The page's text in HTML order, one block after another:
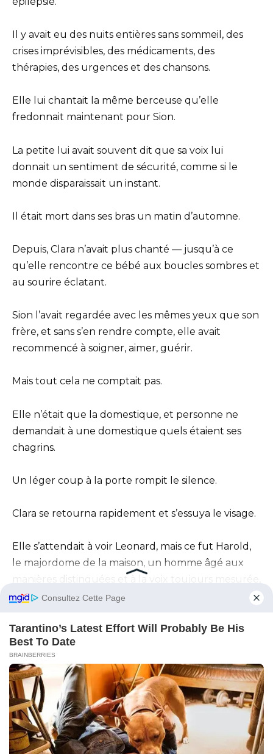
Il y avait eu des nuits entières sans sommeil, des
crises imprévisibles, des médicaments, des
thérapies, des urgences et des chansons.
Elle lui chantait la même berceuse qu’elle
fredonnait maintenant pour Sion.
La petite lui avait souvent dit que sa voix lui
donnait un sentiment de sécurité, comme si le
monde disparaissait un instant.
Il était mort dans ses bras un matin d’automne.
Depuis, Clara n’avait plus chanté — jusqu’à ce
qu’elle rencontre ce bébé aux boucles sombres et
au sourire éclatant.
Sion l’avait regardée avec les mêmes yeux que son
frère, et sans s’en rendre compte, elle avait
recommencé à soigner, aimer, guérir.
Mais tout cela ne comptait pas.
Elle n’était que la domestique, et personne ne
demandait à une domestique quels étaient ses
chagrins.
Un léger coup à la porte rompit le silence.
Clara se retourna rapidement et s’essuya le visage.
Elle s’attendait à voir Leonard, mais ce fut Harold,
le majordome de la maison, un homme âgé aux
manières distinguées et à la voix toujours mesurée,
qui apparut.
« Monsieur Leonard m’a demandé de vous
informer », dit-il d’un ton neutre, « que votre
salaire complet et vos références vous seront
remis ce soir. »
« Il a également exigé que vous soyez partie avant
le coucher du soleil. »